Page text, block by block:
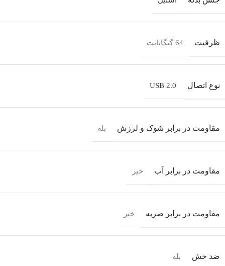
ظرفیت 64 گیگابایت
نوع اتصال USB 2.0
مقاومت در برابر شوک و لرزش بله
مقاومت در برابر آب خیر
مقاومت در برابر ضربه خیر
ضد خش بله